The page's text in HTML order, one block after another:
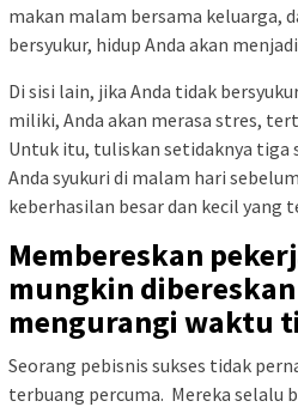
makan malam bersama keluarga,
bersyukur, hidup Anda akan
Di sisi lain, jika Anda tidak
miliki, Anda akan merasa stres,
Untuk itu, tuliskan setidaknya tiga
Anda syukuri di malam hari
keberhasilan besar dan kecil yang
Membereskan
mungkin
mengurangi waktu
Seorang pebisnis sukses tidak
terbuang percuma. Mereka selalu